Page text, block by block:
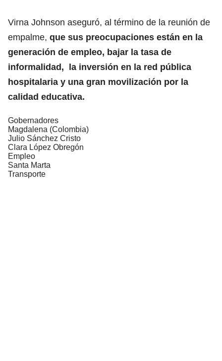
Virna Johnson aseguró, al término de la reunión de
empalme, que sus preocupaciones están en la
generación de empleo, bajar la tasa de
informalidad, la inversión en la red pública
hospitalaria y una gran movilización por la
calidad educativa.
Gobernadores
Magdalena (Colombia)
Julio Sánchez Cristo
Clara López Obregón
Empleo
Santa Marta
Transporte